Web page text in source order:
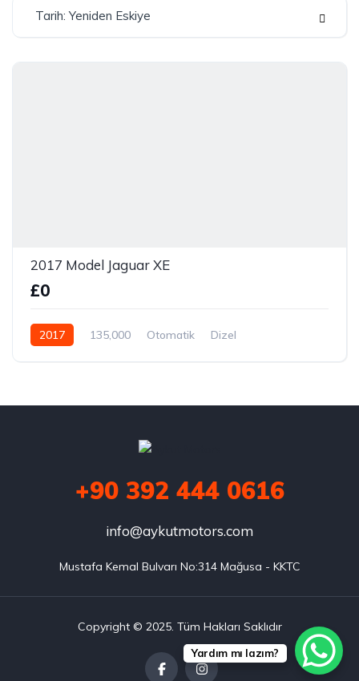
Tarih: Yeniden Eskiye
2017 Model Jaguar XE
£0
2017 135,000 Otomatik Dizel
+90 392 444 0616
info@aykutmotors.com
Mustafa Kemal Bulvarı No:314 Mağusa - KKTC
Copyright © 2025. Tüm Hakları Saklıdır
Yardım mı lazım?